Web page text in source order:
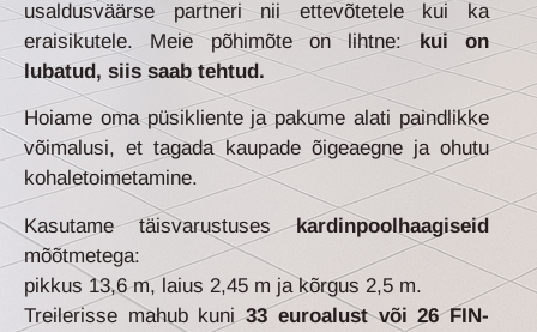
usaldusväärse partneri nii ettevõtetele kui ka
eraisikutele. Meie põhimõte on lihtne:kui on
lubatud, siis saab tehtud.
Hoiame oma püsikliente ja pakume alati paindlikke
võimalusi, et tagada kaupade õigeaegne ja ohutu
kohaletoimetamine.
Kasutame täisvarustuseskardinpoolhaagiseid
mõõtmetega:
pikkus 13,6 m, laius 2,45 m ja kõrgus 2,5 m.
Treilerisse mahub kuni33 euroalust või 26 FIN-